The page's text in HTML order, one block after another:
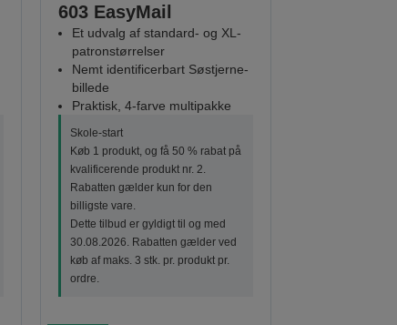
603 EasyMail
Et udvalg af standard- og XL-
patronstørrelser
Nemt identificerbart Søstjerne-
billede
Praktisk, 4-farve multipakke
Skole-start
Køb 1 produkt, og få 50 % rabat på
kvalificerende produkt nr. 2.
Rabatten gælder kun for den
billigste vare.
Dette tilbud er gyldigt til og med
30.08.2026. Rabatten gælder ved
køb af maks. 3 stk. pr. produkt pr.
ordre.